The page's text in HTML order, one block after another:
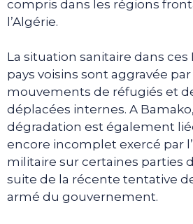
compris dans les régions
l’Algérie.
La situation sanitaire dans ces
pays voisins sont aggravée
mouvements de réfugiés et
déplacées internes. A
dégradation est également
encore incomplet exercé par
militaire sur certaines parties
suite de la récente tentative
armé du gouvernement.